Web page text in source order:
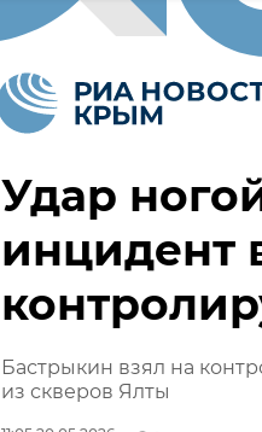
Удар
инцидент
Бастрыкин взял на
из скверов Ялты